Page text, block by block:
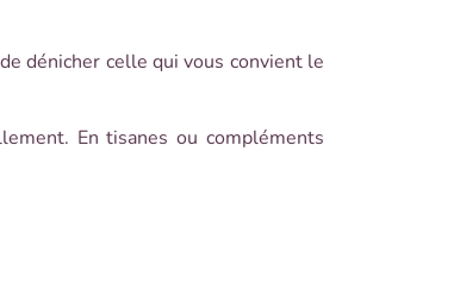
dénicher celle qui vous convient le
En tisanes ou compléments